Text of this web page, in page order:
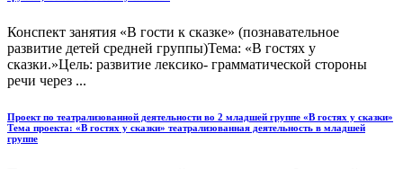
Конспект занятия «В гости к сказке» (познавательное
развитие детей средней группы)Тема: «В гостях у
сказки.»Цель: развитие лексико- грамматической стороны
речи через ...
Проект по театрализованной деятельности во 2 младшей группе «В гостях у сказки»
Тема проекта: «В гостях у сказки» театрализованная деятельность в младшей
группе